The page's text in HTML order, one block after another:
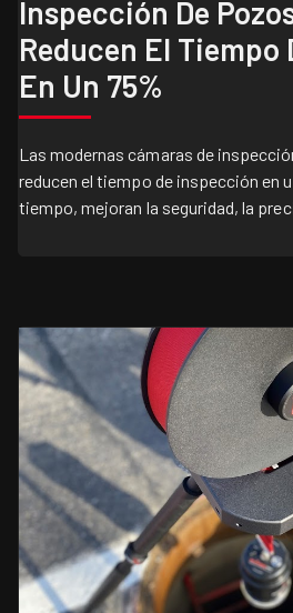
Inspección De
Reducen El Tiempo
En Un 75%
Las modernas cámaras de
reducen el tiempo de inspección en
tiempo, mejoran la seguridad, la